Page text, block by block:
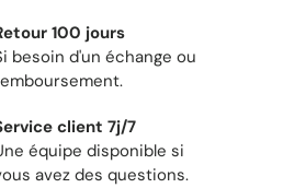
100 jours
besoin d'un échange ou
client 7j/7
équipe disponible si
avez des questions.